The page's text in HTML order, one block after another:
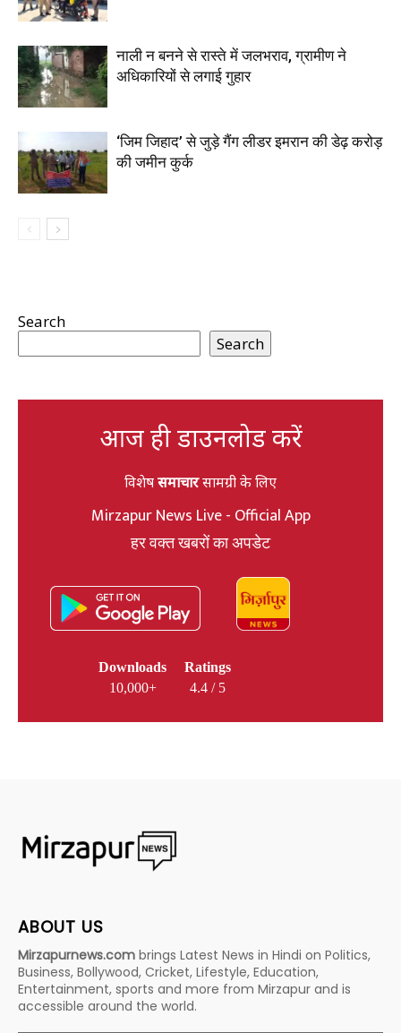
नाली न बनने से रास्ते में जलभराव, ग्रामीण ने
अधिकारियों से लगाई गुहार
‘जिम जिहाद’ से जुड़े गैंग लीडर इमरान की डेढ़ करोड़
की जमीन कुर्क
Search
Search
आज ही डाउनलोड करें
विशेषसमाचारसामग्री के लिए
Mirzapur News Live - Official App
हर वक्त खबरों का अपडेट
Downloads
10,000+
Ratings
4.4 / 5
ABOUT US
Mirzapurnews.com brings Latest News in Hindi on Politics,
Business, Bollywood, Cricket, Lifestyle, Education,
Entertainment, sports and more from Mirzapur and is
accessible around the world.